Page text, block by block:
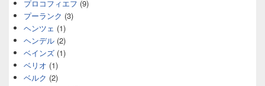
プロコフィエフ (9)
プーランク (3)
ヘンツェ (1)
ヘンデル (2)
ベインズ (1)
ベリオ (1)
ベルク (2)